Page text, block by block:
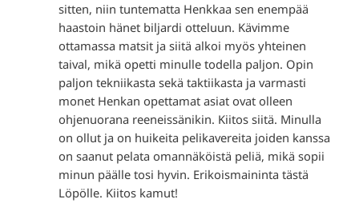
sitten, niin tuntematta Henkkaa sen enempää
haastoin hänet biljardi otteluun. Kävimme
ottamassa matsit ja siitä alkoi myös yhteinen
taival, mikä opetti minulle todella paljon. Opin
paljon tekniikasta sekä taktiikasta ja varmasti
monet Henkan opettamat asiat ovat olleen
ohjenuorana reeneissänikin. Kiitos siitä. Minulla
on ollut ja on huikeita pelikavereita joiden kanssa
on saanut pelata omannäköistä peliä, mikä sopii
minun päälle tosi hyvin. Erikoismaininta tästä
Löpölle. Kiitos kamut!